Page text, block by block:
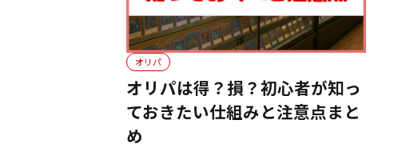
オリパ
オリパは得？損？初心者が知っ
ておきたい仕組みと注意点まと
め